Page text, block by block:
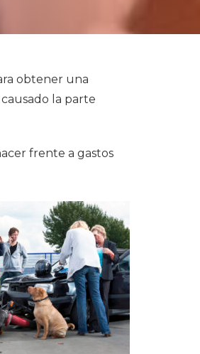
obtener una
la parte
frente a gastos